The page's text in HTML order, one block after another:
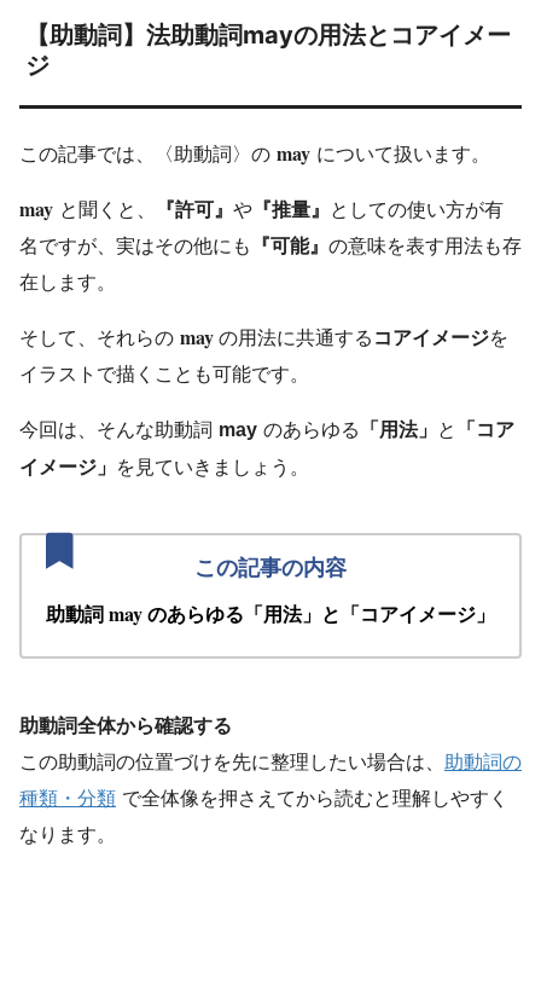
【助動詞】法助動詞mayの用法とコアイメー
ジ
この記事では、〈助動詞〉の may について扱います。
may と聞くと、 『許可』 や 『推量』 としての使い方が有
名ですが、実はその他にも 『可能』 の意味を表す用法も存
在します。
そして、それらの may の用法に共通する コアイメージを
イラストで描くことも可能です。
今回は、そんな助動詞 may のあらゆる 「用法」 と 「コア
イメージ」 を見ていきましょう。
助動詞 may のあらゆる「用法」と「コアイメージ」
助動詞全体から確認する
この助動詞の位置づけを先に整理したい場合は、 助動詞の
種類・分類 で全体像を押さえてから読むと理解しやすく
なります。